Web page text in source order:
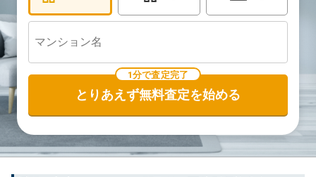
1分で査定完了
とりあえず無料査定を始める